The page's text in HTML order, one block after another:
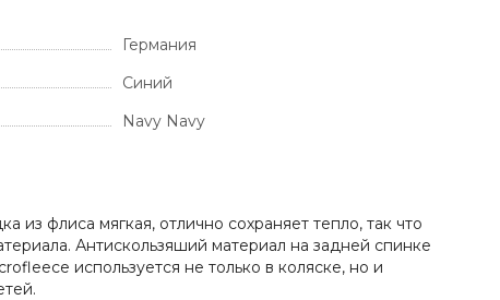
Германия
Синий
Navy Navy
флиса мягкая, отлично сохраняет тепло, так что
Антискользяший материал на задней спинке
используется не только в коляске, но и